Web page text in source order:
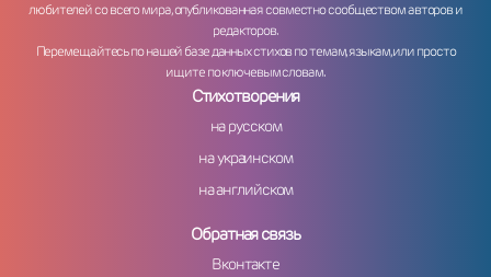
любителей со всего мира, опубликованная совместно сообществом авторов и
редакторов.
Перемещайтесь по нашей базе данных стихов по темам, языкам, или просто
ищите по ключевым словам.
Стихотворения
на русском
на украинском
на английском
Обратная связь
Вконтакте